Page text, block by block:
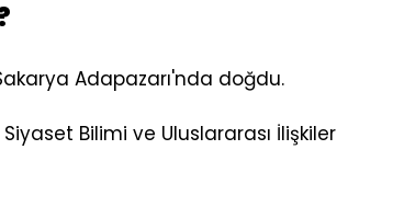
Adapazarı'nda doğdu.
Bilimi ve Uluslararası İlişkiler